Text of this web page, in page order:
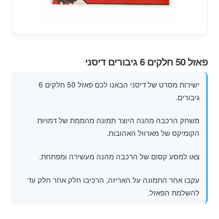
פופים
פאזל 50 חלקים 6 גיבורים דיסני
ישירות מסרט של דיסני הבאנו לכם פאזל 50 חלקים 6
גיבורים.
משחק הרכבה מהנה היוצר תמונה מהממת של דמויות
הקומיקס של מארוול האהובות.
צאו למסע קסום של הרכבה מהנה מעשירה ומפתחת.
עקבו אחר התמונה על האריזה, הרכיבו חלק אחר חלק עד
להשלמת הפאזל.